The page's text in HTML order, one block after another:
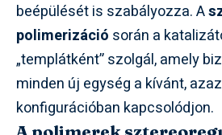
beépülését is szabályozza. A
polimerizáció során a
„templátként” szolgál, amely
minden új egység a kívánt,
konfigurációban kapcsolódjon.